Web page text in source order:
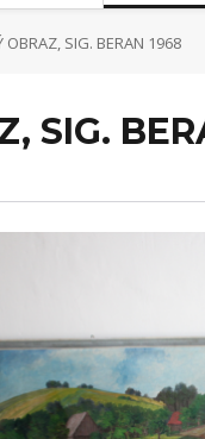
OBRAZ, SIG. BERAN 1968
SIG.